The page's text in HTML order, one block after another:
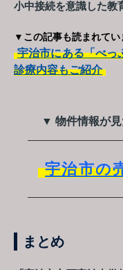
小中接続を意識した教
▼この記事も読まれてい
宇治市にある「べっ
診療内容もご紹介
▼ 物件情報が
宇治市の
まとめ